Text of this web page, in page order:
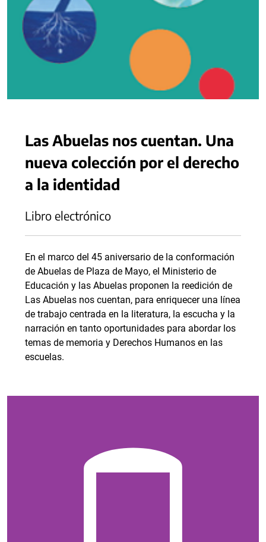
Las Abuelas nos cuentan. Una
nueva colección por el derecho
a la identidad
Libro electrónico
En el marco del 45 aniversario de la conformación
de Abuelas de Plaza de Mayo, el Ministerio de
Educación y las Abuelas proponen la reedición de
Las Abuelas nos cuentan, para enriquecer una línea
de trabajo centrada en la literatura, la escucha y la
narración en tanto oportunidades para abordar los
temas de memoria y Derechos Humanos en las
escuelas.